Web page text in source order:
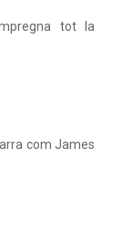
tot la
com James